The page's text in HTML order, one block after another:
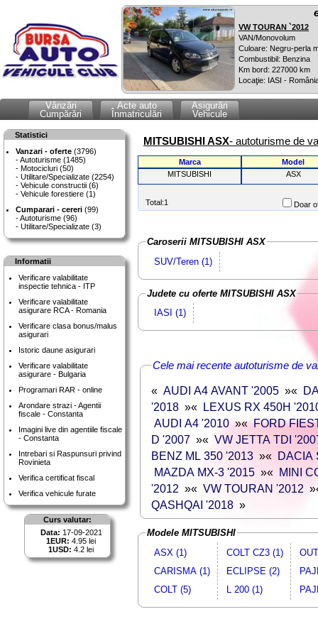
VW TOURAN `2012
VAN/Monovolum
Culoare: Negru-perla
Combustibil: Benzina
Km bord: 227000 km
Locaţie: IASI -
Vânzări
Cumpărări
Acte auto
Înmatriculări
Asigurări
Vehicule
Statistici
Vanzari - oferte (3796)
Autoturisme (1485)
Motocicluri (50)
Utilitare/Specializate (2254)
Vehicule constructii (6)
Vehicule forestiere (1)
Cumparari - cereri (99)
Autoturisme (96)
Utilitare/Specializate (3)
Informatii
Verificare valabilitate
inspectie tehnica - ITP
Verificare valabilitate
asigurare RCA - Romania
Verificare clasa bonus/malus
asigurari
Istoric daune asigurari
Verificare valabilitate
asigurare - Bulgaria
Programari RAR - online
Arondare strazi - Agentii
fiscale - Constanta
Imagini live din agentiile fiscale
- Constanta
Intrebari si Raspunsuri privind
Rovinieta
Verifica certificat fiscal
Verifica vehicule furate
Curs valutar:
Data: 17-09-2021
1EUR: 4.95 lei
1USD: 4.2 lei
MITSUBISHI ASX- autoturisme de
Marca
Model
MITSUBISHI
ASX
Total:1 Doar
Caroserii MITSUBISHI ASX
SUV/Teren (1)
Judete cu oferte MITSUBISHI ASX
IASI (1)
Cele mai recente autoturisme de
« AUDI A4 AVANT '2005 »«
'2018 »« LEXUS RX 450H
AUDI A4 '2010 »«FORD
D '2007 »« VW JETTA TDI
BENZ ML 350 '2013 »« DACIA
MAZDA MX-3 '2015 »« MINI
'2012 »« VW TOURAN '2012 »
QASHQAI '2018 »
Modele MITSUBISHI
ASX (1)
CARISMA (1)
COLT (5)
COLT CZ3 (1)
ECLIPSE (2)
L 200 (1)